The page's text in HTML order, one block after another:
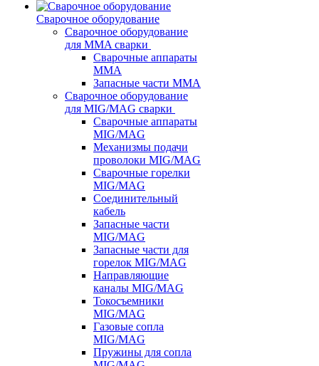
Сварочное оборудование
Сварочное оборудование
для MMA сварки
Сварочные аппараты
MMA
Запасные части MMA
Сварочное оборудование
для MIG/MAG сварки
Сварочные аппараты
MIG/MAG
Механизмы подачи
проволоки MIG/MAG
Сварочные горелки
MIG/MAG
Соединительный
кабель
Запасные части
MIG/MAG
Запасные части для
горелок MIG/MAG
Направляющие
каналы MIG/MAG
Токосъемники
MIG/MAG
Газовые сопла
MIG/MAG
Пружины для сопла